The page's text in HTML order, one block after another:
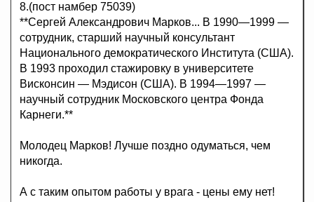
8.(пост намбер 75039)
**Сергей Александрович Марков... В 1990—1999 —
сотрудник, старший научный консультант
Национального демократического Института (США).
В 1993 проходил стажировку в университете
Висконсин — Мэдисон (США). В 1994—1997 —
научный сотрудник Московского центра Фонда
Карнеги.**
Молодец Марков! Лучше поздно одуматься, чем
никогда.
А с таким опытом работы у врага - цены ему нет!